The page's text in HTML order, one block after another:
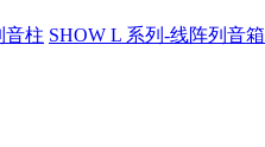
音柱 SHOW L 系列-线阵列音箱